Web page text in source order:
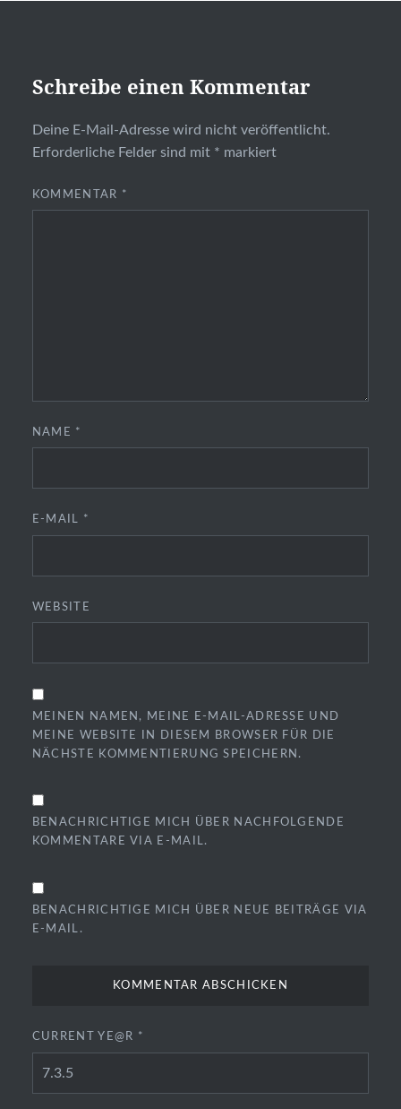
Schreibe einen Kommentar
Deine E-Mail-Adresse wird nicht veröffentlicht.
Erforderliche Felder sind mit * markiert
KOMMENTAR *
NAME *
E-MAIL *
WEBSITE
MEINEN NAMEN, MEINE E-MAIL-ADRESSE UND
MEINE WEBSITE IN DIESEM BROWSER FÜR DIE
NÄCHSTE KOMMENTIERUNG SPEICHERN.
BENACHRICHTIGE MICH ÜBER NACHFOLGENDE
KOMMENTARE VIA E-MAIL.
BENACHRICHTIGE MICH ÜBER NEUE BEITRÄGE VIA
E-MAIL.
CURRENT YE@R *